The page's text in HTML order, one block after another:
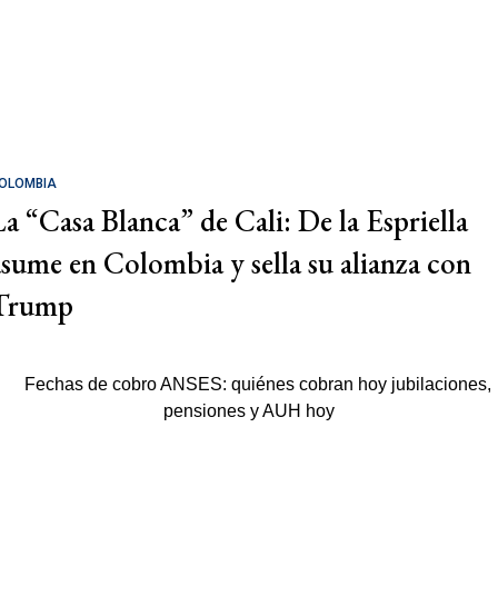
“Casa Blanca” de Cali: De la Espriella
en Colombia y sella su alianza con